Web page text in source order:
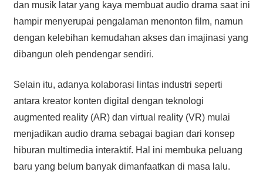
dan musik latar yang kaya membuat audio drama saat ini
hampir menyerupai pengalaman menonton film, namun
dengan kelebihan kemudahan akses dan imajinasi yang
dibangun oleh pendengar sendiri.
Selain itu, adanya kolaborasi lintas industri seperti
antara kreator konten digital dengan teknologi
augmented reality (AR) dan virtual reality (VR) mulai
menjadikan audio drama sebagai bagian dari konsep
hiburan multimedia interaktif. Hal ini membuka peluang
baru yang belum banyak dimanfaatkan di masa lalu.